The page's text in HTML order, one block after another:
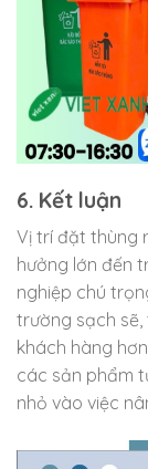
6. Kết luận
Vị trí đặt thùng
hưởng lớn đến
nghiệp chú
trường sạch sẽ,
khách hàng
các sản phẩm
nhỏ vào việc